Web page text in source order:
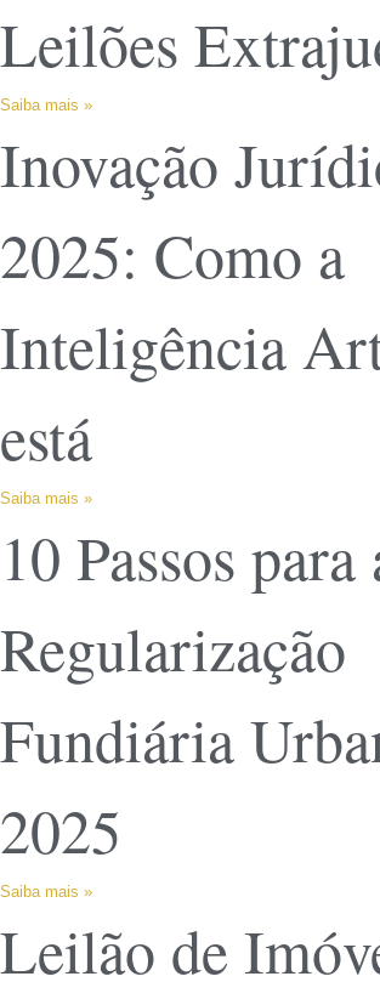
Leilões
Saiba mais »
Inovação
2025: Como a
Inteligência
está
Saiba mais »
10 Passos para
Regularização
Fundiária
2025
Saiba mais »
Leilão de